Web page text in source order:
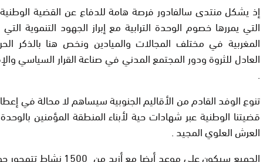
إذ يشكل منتدى سالفادور فرصة هامة للدفاع عن القضية
التي يمررها خصوم الوحدة الترابية مع إبراز الجهود التنموية التي
المغربية في مختلف المجالات والميادين ونخص هنا بالذكر
العادل للثروة ودور المجتمع المدني في صناعة القرار السياسي
.
تنوع الوفد القادم من الأقاليم الجنوبية سيساهم لا محالة في
قضيتنا الوطنية عبر شهادات حية لأبناء المنطقة المؤمنين
العرش العلوي المجيد .
الجميع سيكون على موعد أيضا مع